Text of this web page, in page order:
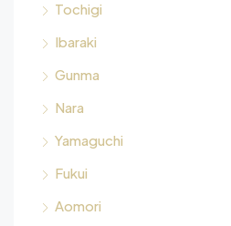
Tochigi
Ibaraki
Gunma
Nara
Yamaguchi
Fukui
Aomori